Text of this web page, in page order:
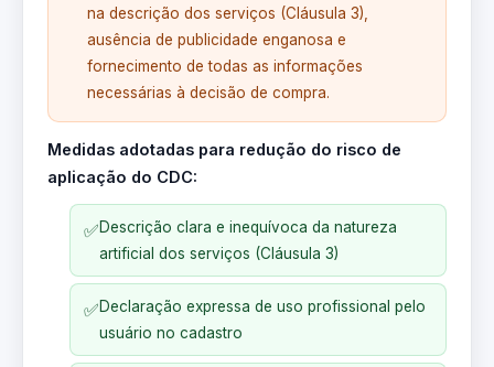
na descrição dos serviços (Cláusula 3),
ausência de publicidade enganosa e
fornecimento de todas as informações
necessárias à decisão de compra.
Medidas adotadas para redução do risco de
aplicação do CDC:
✅Descrição clara e inequívoca da natureza
artificial dos serviços (Cláusula 3)
✅Declaração expressa de uso profissional pelo
usuário no cadastro